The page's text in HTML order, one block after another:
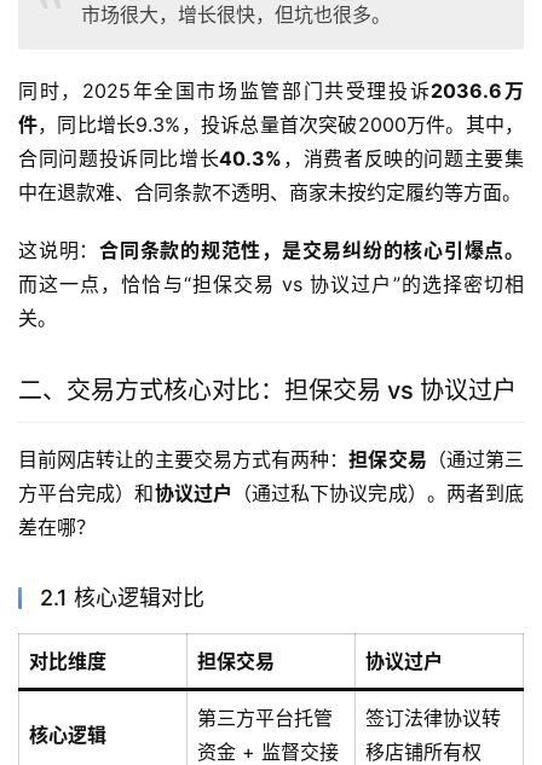
市场很大，增长很快，但坑也很多。
同时，2025年全国市场监管部门共受理投诉2036.6万
件，同比增长9.3%，投诉总量首次突破2000万件。其中，
合同问题投诉同比增长40.3% ，消费者反映的问题主要集
中在退款难、合同条款不透明、商家未按约定履约等方面。
这说明： 合同条款的规范性，是交易纠纷的核心引爆点。
而这一点，恰恰与“担保交易 vs 协议过户”的选择密切相
关。
二、交易方式核心对比：担保交易 vs 协议过户
目前网店转让的主要交易方式有两种：担保交易 （通过第三
方平台完成）和协议过户 （通过私下协议完成）。两者到底
差在哪？
2.1 核心逻辑对比
对比维度 担保交易 协议过户
核心逻辑
第三方平台托管
资金 + 监督交接
签订法律协议转
移店铺所有权